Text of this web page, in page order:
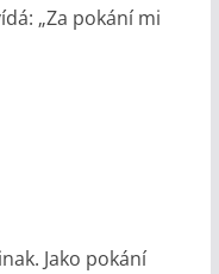
„Za pokání mi
Jako pokání